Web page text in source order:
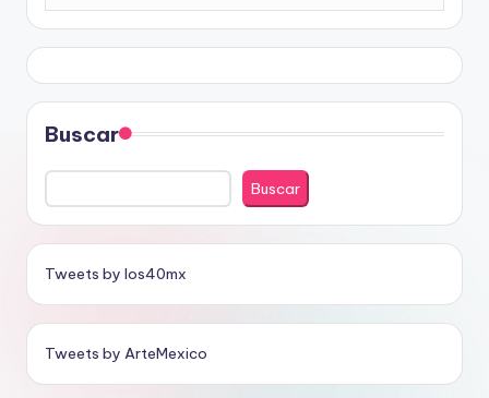
Buscar
Buscar
Tweets by los40mx
Tweets by ArteMexico